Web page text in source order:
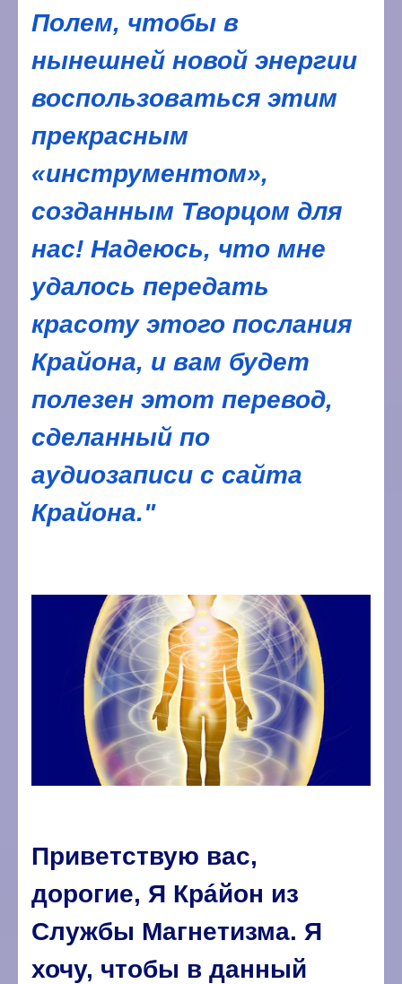
Полем, чтобы в
нынешней новой энергии
воспользоваться этим
прекрасным
«инструментом»,
созданным Творцом для
нас! Надеюсь, что мне
удалось передать
красоту этого послания
Крайона, и вам будет
полезен этот перевод,
сделанный по
аудиозаписи с сайта
Крайона."
Приветствую вас,
дорогие, Я Крáйон из
Службы Магнетизма. Я
хочу, чтобы в данный